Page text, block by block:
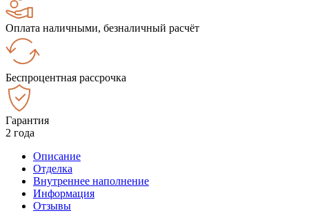
Оплата наличными, безналичный расчёт
Беспроцентная рассрочка
Гарантия
2 года
Описание
Отделка
Внутреннее наполнение
Информация
Отзывы